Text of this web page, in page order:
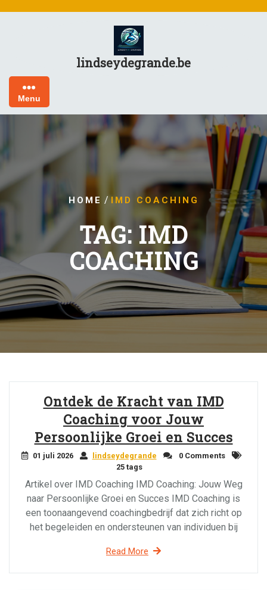
lindseydegrande.be
Menu
HOME /IMD COACHING
TAG: IMD
COACHING
Ontdek de Kracht van IMD
Coaching voor Jouw
Persoonlijke Groei en Succes
01 juli 2026 lindseydegrande
0 Comments
25 tags
Artikel over IMD Coaching IMD Coaching: Jouw Weg
naar Persoonlijke Groei en Succes IMD Coaching is
een toonaangevend coachingbedrijf dat zich richt op
het begeleiden en ondersteunen van individuen bij
Read More